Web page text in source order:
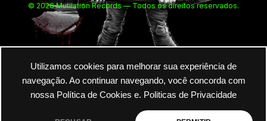
Utilizamos cookies para melhorar sua experiência de
navegação. Ao continuar navegando, você concorda com
nossa Política de Cookies e. Politicas de Privacidade
© 2026 Mutilation Records — Todos os direitos reservados.